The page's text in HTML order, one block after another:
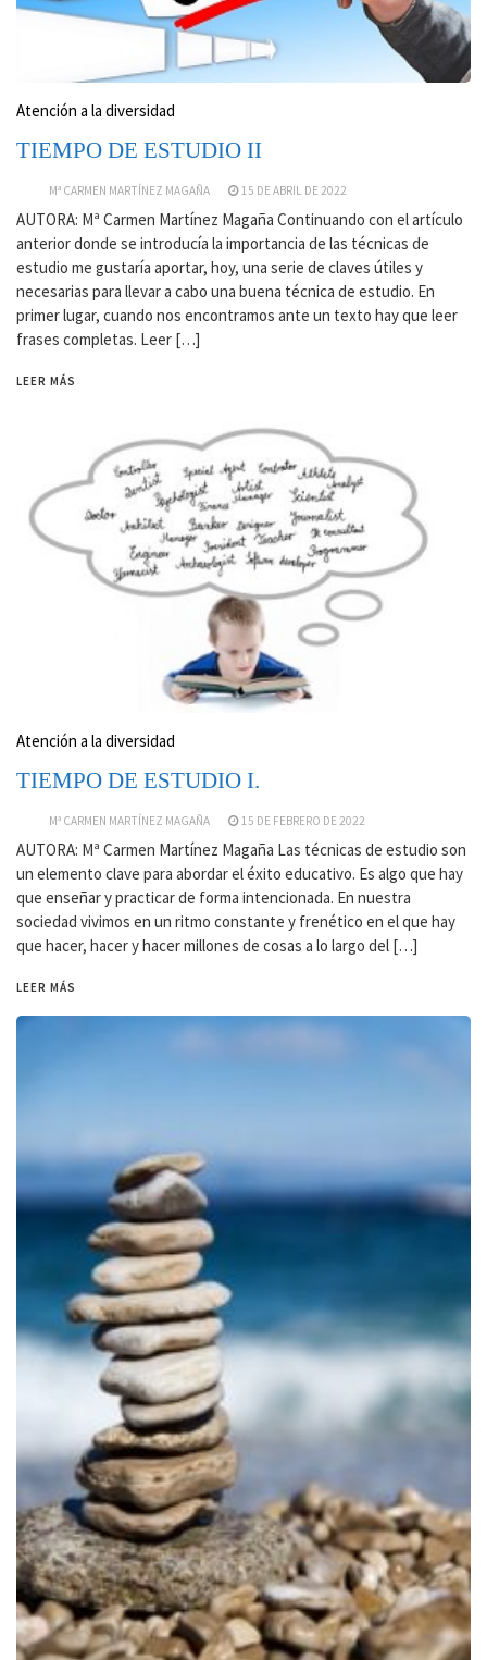
Atención a la diversidad
TIEMPO DE ESTUDIO II
Mª CARMEN MARTÍNEZ MAGAÑA 15 DE ABRIL DE 2022
AUTORA: Mª Carmen Martínez Magaña Continuando con el artículo
anterior donde se introducía la importancia de las técnicas de
estudio me gustaría aportar, hoy, una serie de claves útiles y
necesarias para llevar a cabo una buena técnica de estudio. En
primer lugar, cuando nos encontramos ante un texto hay que leer
frases completas. Leer […]
LEER MÁS
Atención a la diversidad
TIEMPO DE ESTUDIO I.
Mª CARMEN MARTÍNEZ MAGAÑA 15 DE FEBRERO DE 2022
AUTORA: Mª Carmen Martínez Magaña Las técnicas de estudio son
un elemento clave para abordar el éxito educativo. Es algo que hay
que enseñar y practicar de forma intencionada. En nuestra
sociedad vivimos en un ritmo constante y frenético en el que hay
que hacer, hacer y hacer millones de cosas a lo largo del […]
LEER MÁS